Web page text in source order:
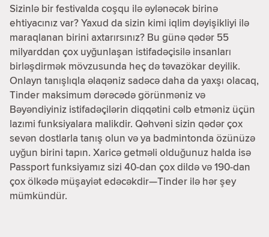
Sizinlə bir festivalda coşqu ilə əylənəcək birinə
ehtiyacınız var? Yaxud da sizin kimi iqlim dəyişikliyi ilə
maraqlanan birini axtarırsınız? Bu günə qədər 55
milyarddan çox uyğunlaşan istifadəçisilə insanları
birləşdirmək mövzusunda heç də təvazökar deyilik.
Onlayn tanışlıqla əlaqəniz sadəcə daha da yaxşı olacaq,
Tinder maksimum dərəcədə görünməniz və
Bəyəndiyiniz istifadəçilərin diqqətini cəlb etməniz üçün
lazımi funksiyalara malikdir. Qəhvəni sizin qədər çox
sevən dostlarla tanış olun və ya badmintonda özünüzə
uyğun birini tapın. Xaricə getməli olduğunuz halda isə
Passport funksiyamız sizi 40-dan çox dildə və 190-dan
çox ölkədə müşayiət edəcəkdir—Tinder ilə hər şey
mümkündür.